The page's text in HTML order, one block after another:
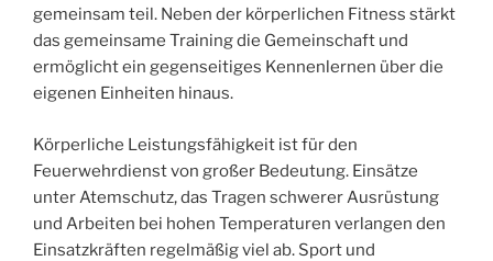
gemeinsam teil. Neben der körperlichen Fitness stärkt
das gemeinsame Training die Gemeinschaft und
ermöglicht ein gegenseitiges Kennenlernen über die
eigenen Einheiten hinaus.
Körperliche Leistungsfähigkeit ist für den
Feuerwehrdienst von großer Bedeutung. Einsätze
unter Atemschutz, das Tragen schwerer Ausrüstung
und Arbeiten bei hohen Temperaturen verlangen den
Einsatzkräften regelmäßig viel ab. Sport und